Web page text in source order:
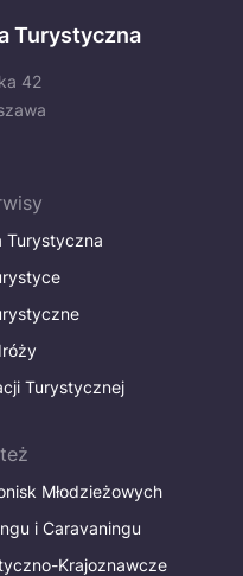
Turystyczna
42
Turystyczna
Turystycznej
Młodzieżowych
i Caravaningu
Krajoznawcze